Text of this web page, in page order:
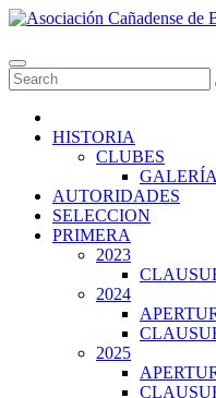
Skip
content
HISTORIA
CLUBES
AUTORIDADES
SELECCION
PRIMERA
2023
2024
2025